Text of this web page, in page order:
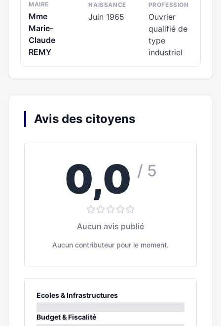
MAIRE
Mme
Marie-
Claude
REMY
NAISSANCE
Juin 1965
PROFESSION
Ouvrier
qualifié de
type
industriel
Avis des citoyens
0,0 / 5
Aucun avis publié
Aucun contributeur pour le moment.
Ecoles & Infrastructures
0%
Budget & Fiscalité